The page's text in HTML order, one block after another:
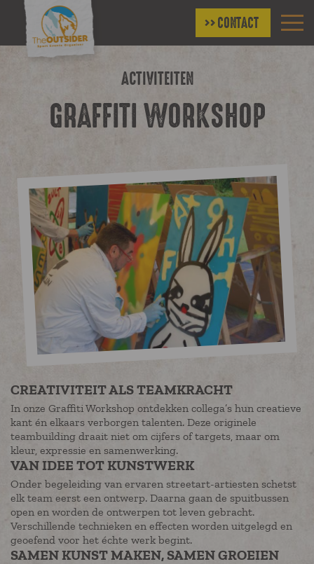
CONTACT
ACTIVITEITEN
GRAFFITI WORKSHOP
CREATIVITEIT ALS TEAMKRACHT
In onze Graffiti Workshop ontdekken collega’s hun creatieve
kant én elkaars verborgen talenten. Deze originele
teambuilding draait niet om cijfers of targets, maar om
kleur, expressie en samenwerking.
VAN IDEE TOT KUNSTWERK
Onder begeleiding van ervaren streetart-artiesten schetst
elk team eerst een ontwerp. Daarna gaan de spuitbussen
open en worden de ontwerpen tot leven gebracht.
Verschillende technieken en effecten worden uitgelegd en
geoefend voor het échte werk begint.
SAMEN KUNST MAKEN, SAMEN GROEIEN